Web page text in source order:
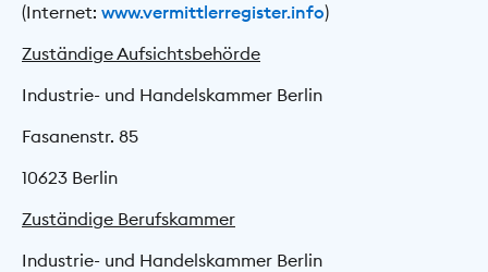
(Internet: www.vermittlerregister.info)
Zuständige Aufsichtsbehörde
Industrie- und Handelskammer Berlin
Fasanenstr. 85
10623 Berlin
Zuständige Berufskammer
Industrie- und Handelskammer Berlin